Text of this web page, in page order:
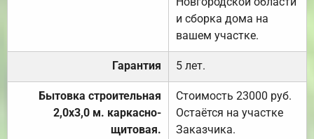
и сборка дома на
вашем участке.
Гарантия 5 лет.
Бытовка строительная
2,0х3,0 м. каркасно-
щитовая.
Стоимость 23000 руб.
Остаётся на участке
Заказчика.